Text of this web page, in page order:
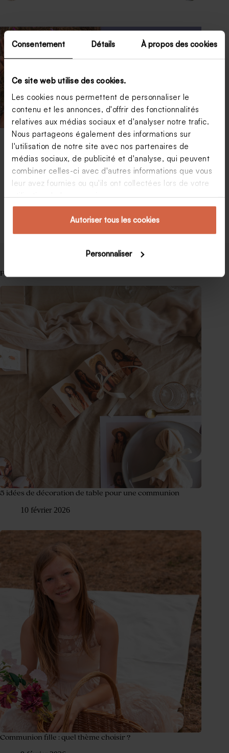
Consentement Détails À propos des cookies
Ce site web utilise des cookies.
Les cookies nous permettent de personnaliser le
contenu et les annonces, d'offrir des fonctionnalités
relatives aux médias sociaux et d'analyser notre trafic.
Nous partageons également des informations sur
l'utilisation de notre site avec nos partenaires de
médias sociaux, de publicité et d'analyse, qui peuvent
combiner celles-ci avec d'autres informations que vous
leur avez fournies ou qu'ils ont collectées lors de votre
utilisation de leurs services.
Autoriser tous les cookies
Personnaliser
Publications similaires
5 idées de décoration de table pour une communion
10 février 2026
Communion fille : quel thème choisir ?